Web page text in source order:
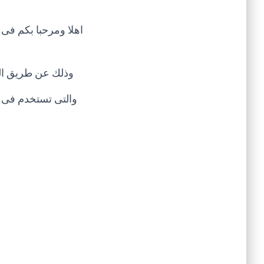
اهلا ومرحبا بكم
وذلك عن طريق
والتى تستخدم فى